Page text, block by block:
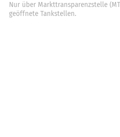
Nur über Markttransparenzstelle
geöffnete Tankstellen.